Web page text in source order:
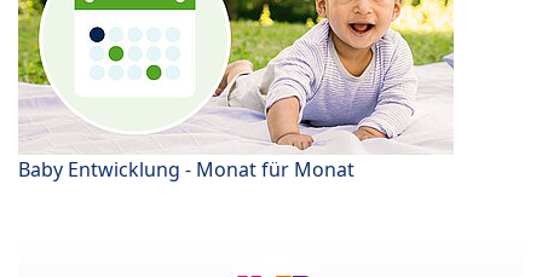
Baby Entwicklung - Monat für Monat